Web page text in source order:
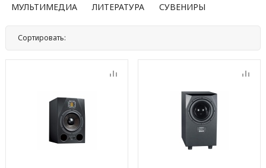
МУЛЬТИМЕДИА
ЛИТЕРАТУРА СУВЕНИРЫ
Сортировать: